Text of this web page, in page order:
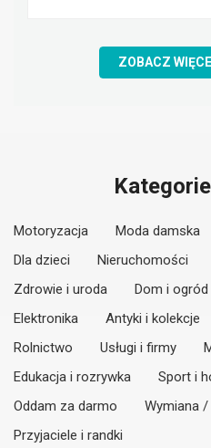
ZOBACZ
Motoryzacja Moda damska
Dla dzieci
Nieruchomości
Zdrowie i uroda
Dom i ogród
Elektronika
Antyki i kolekcje
Rolnictwo
Usługi i firmy
Edukacja i rozrywka
Sport i
Oddam za darmo
Wymiana
Przyjaciele i randki